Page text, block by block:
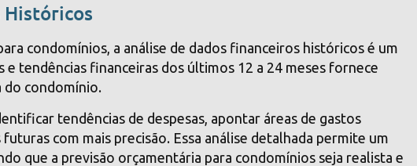
Históricos
condomínios, a análise de dados financeiros históricos é um
e tendências financeiras dos últimos 12 a 24 meses fornece
do condomínio.
tendências de despesas, apontar áreas de gastos
com mais precisão. Essa análise detalhada permite um
que a previsão orçamentária para condomínios seja realista e